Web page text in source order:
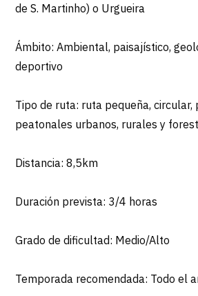
de S. Martinho) o Urgueira
Ámbito: Ambiental, paisajístico,
deportivo
Tipo de ruta: ruta pequeña, circular,
peatonales urbanos, rurales y
Distancia: 8,5km
Duración prevista: 3/4 horas
Grado de dificultad: Medio/Alto
Temporada recomendada: Todo el